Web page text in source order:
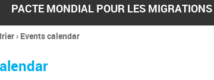
PACTE MONDIAL POUR LES MIGRATIONS
› Events calendar